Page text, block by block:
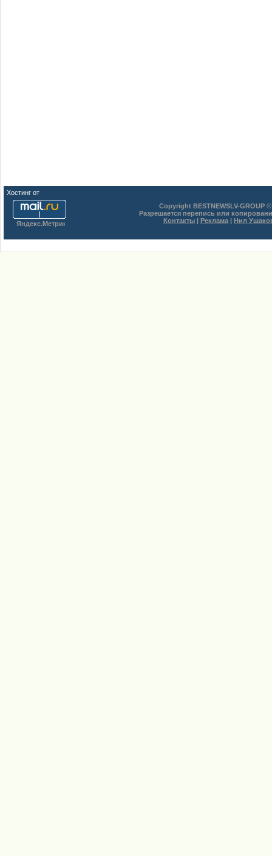
Хостинг от
Copyright BESTNEWSLV-GROUP
Разрешается перепись или
Контакты | Реклама | Нил